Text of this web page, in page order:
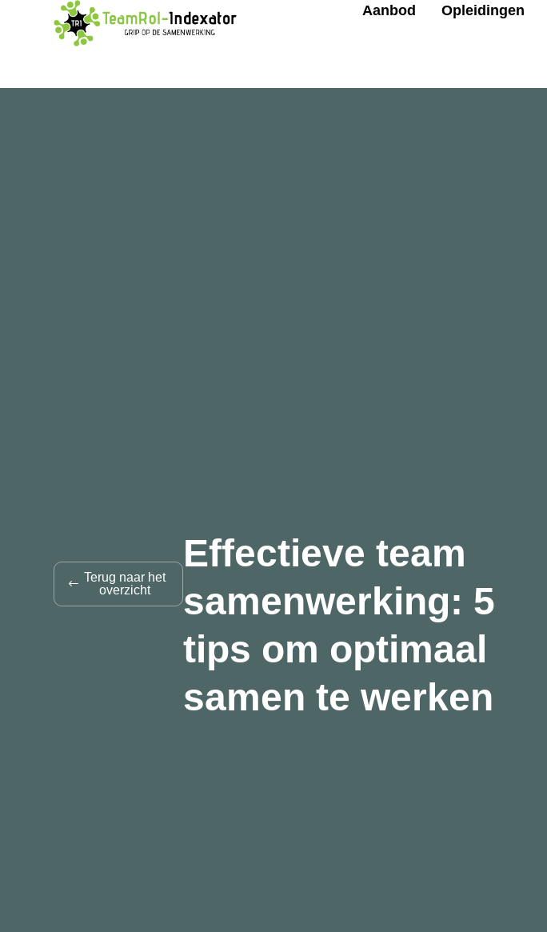
Aanbod Opleidingen
Terug naar het
overzicht
Effectieve team
samenwerking: 5
tips om optimaal
samen te werken